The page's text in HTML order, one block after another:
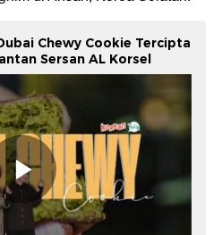
Chewy Cookie Tercipta
Sersan AL Korsel